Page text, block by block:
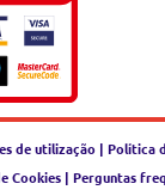
de utilização | Política
Cookies| Perguntas